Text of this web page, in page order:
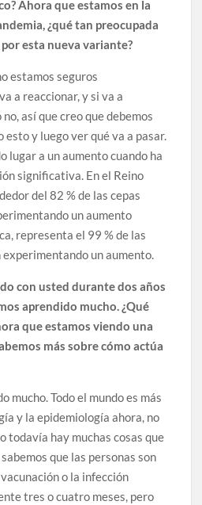
Ahora que estamos en la
¿qué tan preocupada
esta nueva variante?
estamos seguros
a reaccionar, y si va a
así que creo que debemos
y luego ver qué va a pasar.
lugar a un aumento cuando ha
significativa. En el Reino
del 82 % de las cepas
un aumento
representa el 99 % de las
un aumento.
con usted durante dos años
aprendido mucho. ¿Qué
que estamos viendo una
más sobre cómo actúa
mucho. Todo el mundo es más
y la epidemiología ahora, no
todavía hay muchas cosas que
que las personas son
o la infección
tres o cuatro meses, pero